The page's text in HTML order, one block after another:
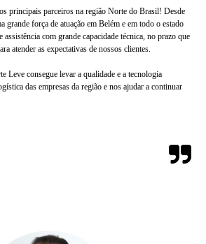
principais parceiros na região Norte do Brasil! Desde
grande força de atuação em Belém e em todo o estado
assistência com grande capacidade técnica, no prazo que
atender as expectativas de nossos clientes.
Leve consegue levar a qualidade e a tecnologia
das empresas da região e nos ajudar a continuar